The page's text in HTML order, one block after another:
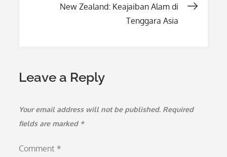
New Zealand: Keajaiban Alam di
Tenggara Asia
Leave a Reply
Your email address will not be published. Required
fields are marked *
Comment *